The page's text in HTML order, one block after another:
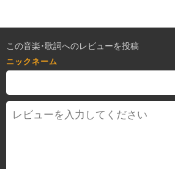
この音楽･歌詞へのレビューを投稿
ニックネーム